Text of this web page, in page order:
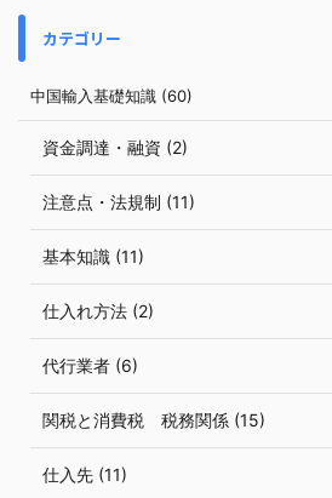
カテゴリー
中国輸入基礎知識 (60)
資金調達・融資 (2)
注意点・法規制 (11)
基本知識 (11)
仕入れ方法 (2)
代行業者 (6)
関税と消費税 税務関係 (15)
仕入先 (11)